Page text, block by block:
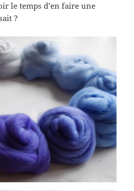
le temps d’en faire une
?